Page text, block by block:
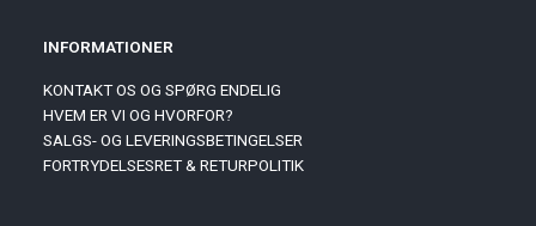
INFORMATIONER
KONTAKT OS OG SPØRG ENDELIG
HVEM ER VI OG HVORFOR?
SALGS- OG LEVERINGSBETINGELSER
FORTRYDELSESRET & RETURPOLITIK